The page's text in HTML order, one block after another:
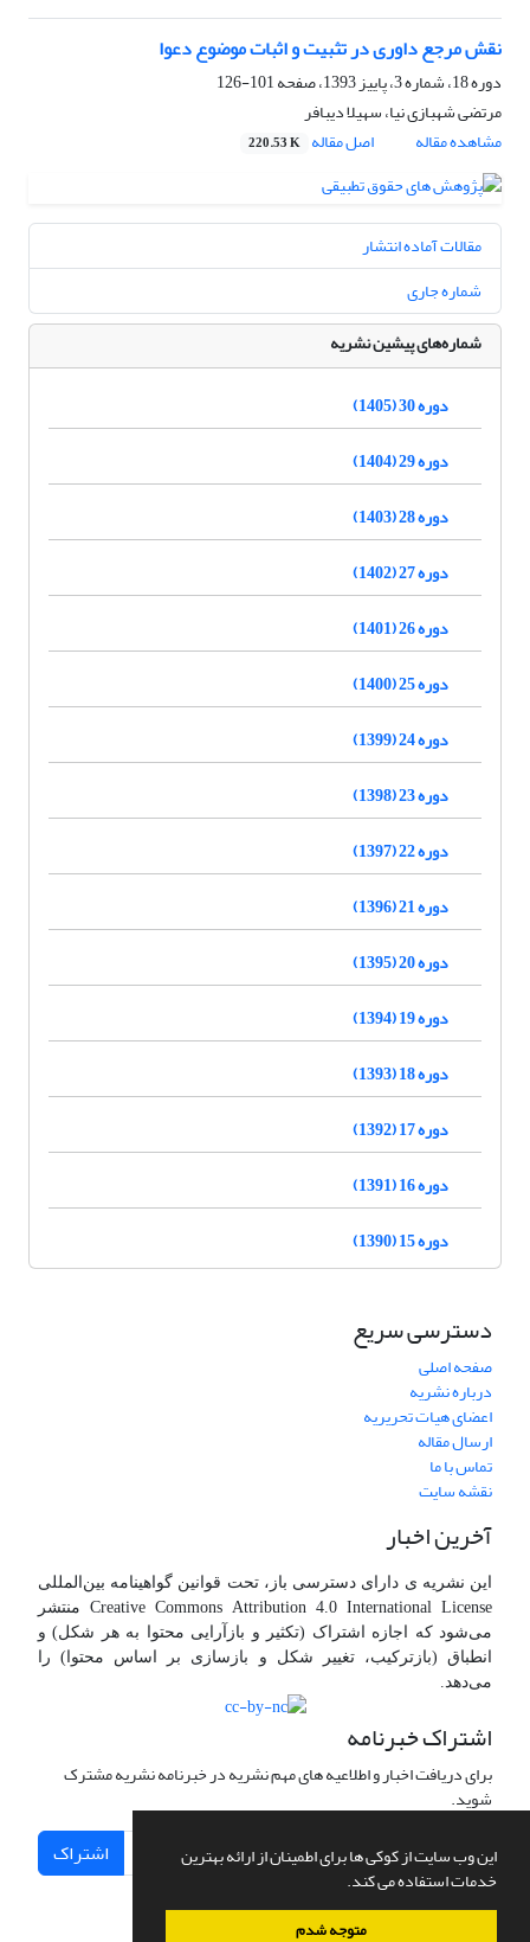
این وب سایت از کوکی ها برای اطمینان از ارائه بهترین
خدمات استفاده می کند.
متوجه شدم
نقش مرجع داوری در تثبیت و اثبات موضوع دعوا
دوره 18، شماره 3، پاییز 1393، صفحه
101-126
مرتضی شهبازی نیا، سهیلا دیبافر
مشاهده مقاله
اصل مقاله 220.53 K
مقالات آماده انتشار
شماره جاری
شماره‌های پیشین نشریه
دوره 30 (1405)
دوره 29 (1404)
دوره 28 (1403)
دوره 27 (1402)
دوره 26 (1401)
دوره 25 (1400)
دوره 24 (1399)
دوره 23 (1398)
دوره 22 (1397)
دوره 21 (1396)
دوره 20 (1395)
دوره 19 (1394)
دوره 18 (1393)
دوره 17 (1392)
دوره 16 (1391)
دوره 15 (1390)
دسترسی سریع
صفحه اصلی
درباره نشریه
اعضای هیات تحریریه
ارسال مقاله
تماس با ما
نقشه سایت
آخرین اخبار
این نشریه ی دارای دسترسی باز، تحت قوانین گواهینامه بین‌المللی
Creative Commons Attribution 4.0 International License منتشر
می‌شود که اجازه اشتراک (تکثیر و بازآرایی محتوا به هر شکل) و
انطباق (بازترکیب، تغییر شکل و بازسازی بر اساس محتوا) را
می‌دهد.
اشتراک خبرنامه
برای دریافت اخبار و اطلاعیه های مهم نشریه در خبرنامه نشریه مشترک
شوید.
اشتراک